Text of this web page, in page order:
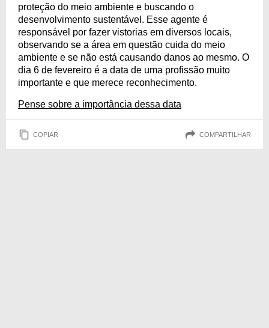
proteção do meio ambiente e buscando o
desenvolvimento sustentável. Esse agente é
responsável por fazer vistorias em diversos locais,
observando se a área em questão cuida do meio
ambiente e se não está causando danos ao mesmo. O
dia 6 de fevereiro é a data de uma profissão muito
importante e que merece reconhecimento.
Pense sobre a importância dessa data
COPIAR COMPARTILHAR